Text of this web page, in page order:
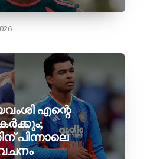
എന്റെ
പിന്നാലെ